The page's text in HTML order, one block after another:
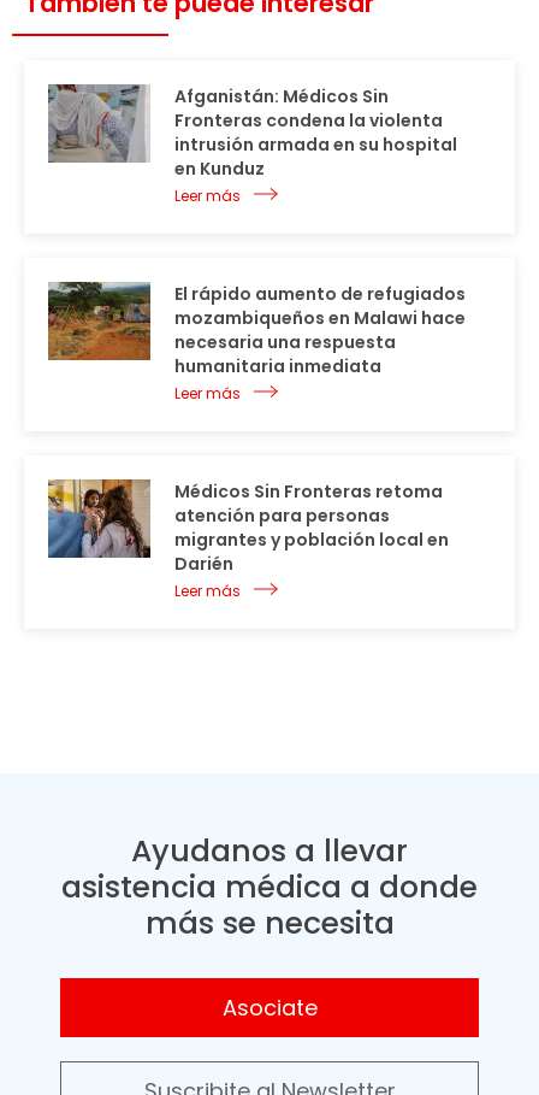
Afganistán: Médicos Sin
Fronteras condena la violenta
intrusión armada en su hospital
en Kunduz
Leer más
El rápido aumento de refugiados
mozambiqueños en Malawi hace
necesaria una respuesta
humanitaria inmediata
Leer más
Médicos Sin Fronteras retoma
atención para personas
migrantes y población local en
Darién
Leer más
Ayudanos a llevar
asistencia médica a donde
más se necesita
Asociate